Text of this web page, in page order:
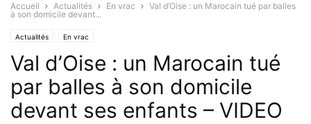
Accueil Actualités En vrac
Val d’Oise : un Marocain tué par balles
à son domicile devant...
Actualités En vrac
Val d’Oise : un Marocain tué
par balles à son domicile
devant ses enfants – VIDEO